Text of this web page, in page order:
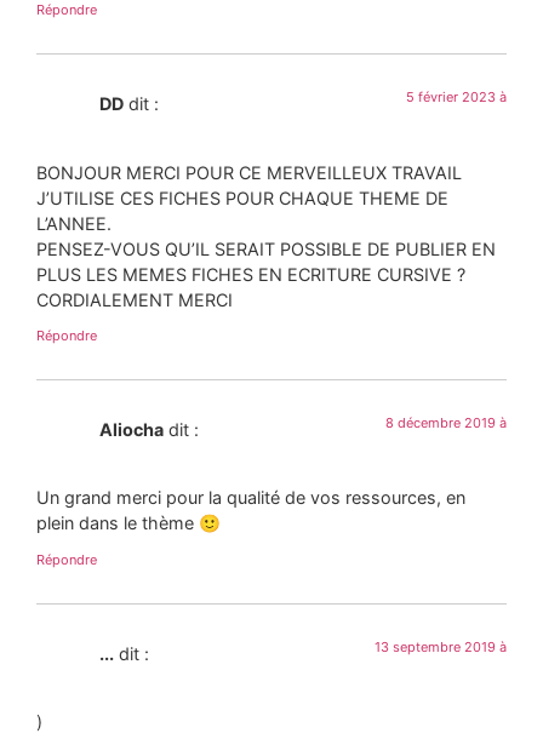
Répondre
DD dit : 5 février 2023 à
BONJOUR MERCI POUR CE MERVEILLEUX TRAVAIL
J’UTILISE CES FICHES POUR CHAQUE THEME DE
L’ANNEE.
PENSEZ-VOUS QU’IL SERAIT POSSIBLE DE PUBLIER EN
PLUS LES MEMES FICHES EN ECRITURE CURSIVE ?
CORDIALEMENT MERCI
Répondre
Aliocha dit : 8 décembre 2019 à
Un grand merci pour la qualité de vos ressources, en
plein dans le thème 🙂
Répondre
... dit : 13 septembre 2019 à
)